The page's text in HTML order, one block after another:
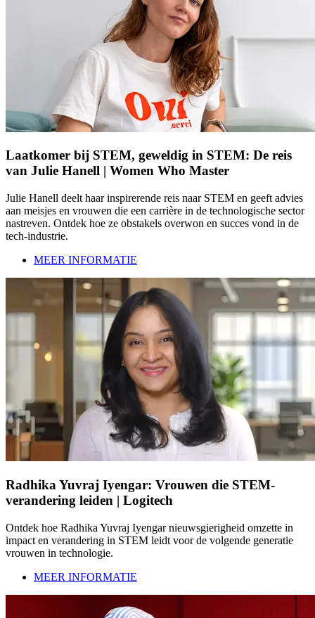
Laatkomer bij STEM, geweldig in STEM: De reis
van Julie Hanell | Women Who Master
Julie Hanell deelt haar inspirerende reis naar STEM en geeft advies
aan meisjes en vrouwen die een carrière in de technologische sector
nastreven. Ontdek hoe ze obstakels overwon en succes vond in de
tech-industrie.
MEER INFORMATIE
Radhika Yuvraj Iyengar: Vrouwen die STEM-
verandering leiden | Logitech
Ontdek hoe Radhika Yuvraj Iyengar nieuwsgierigheid omzette in
impact en verandering in STEM leidt voor de volgende generatie
vrouwen in technologie.
MEER INFORMATIE